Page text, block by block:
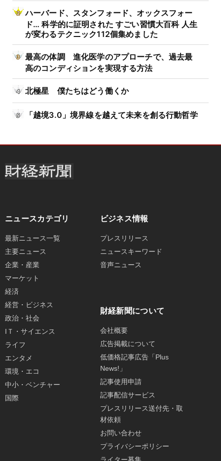
ハーバード、スタンフォード、オックスフォー
ド… 科学的に証明された すごい習慣大百科 人生
が変わるテクニック112個集めました
最高の体調 進化医学のアプローチで、過去最
高のコンディションを実現する方法
北極星 僕たちはどう働くか
「越境3.0」境界線を越えて未来を創る行動哲学
ニュースカテゴリ
最新ニュース一覧
主要ニュース
企業・産業
マーケット
経済
経営・ビジネス
政治・社会
IＴ・サイエンス
ライフ
エンタメ
環境・エコ
中小・ベンチャー
国際
ビジネス情報
プレスリリース
ニュースキーワード
音声ニュース
財経新聞について
会社概要
広告掲載について
低価格記事広告「Plus
News!」
記事使用申請
記事配信サービス
プレスリリース送付先・取
材依頼
お問い合わせ
プライバシーポリシー